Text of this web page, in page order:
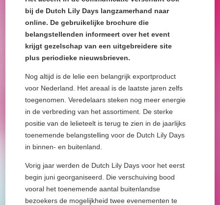
bij de Dutch Lily Days langzamerhand naar
online. De gebruikelijke brochure die
belangstellenden informeert over het event
krijgt gezelschap van een uitgebreidere site
plus periodieke nieuwsbrieven.
Nog altijd is de lelie een belangrijk exportproduct
voor Nederland. Het areaal is de laatste jaren zelfs
toegenomen. Veredelaars steken nog meer energie
in de verbreding van het assortiment. De sterke
positie van de lelieteelt is terug te zien in de jaarlijks
toenemende belangstelling voor de Dutch Lily Days
in binnen- en buitenland.
Vorig jaar werden de Dutch Lily Days voor het eerst
begin juni georganiseerd. Die verschuiving bood
vooral het toenemende aantal buitenlandse
bezoekers de mogelijkheid twee evenementen te